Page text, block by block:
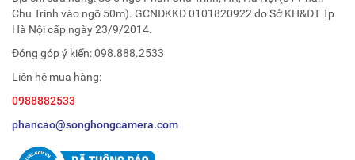
Chu Trinh vào ngõ 50m). GCNĐKKD 0101820922 do Sở KH&ĐT Tp
Hà Nội cấp ngày 23/9/2014.
Đóng góp ý kiến:098.888.2533
Liên hệ mua hàng:
0988882533
phancao@songhongcamera.com